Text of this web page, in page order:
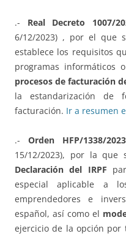
.- Real Decreto 1007/
6/12/2023) , por el que
establece los requisitos
programas informáticos
procesos de facturación
la estandarización de
facturación. Ir a resumen
.- Orden HFP/1338/2023
15/12/2023), por la que
Declaración del IRPF
especial aplicable a
emprendedores e
español, así como el
ejercicio de la opción